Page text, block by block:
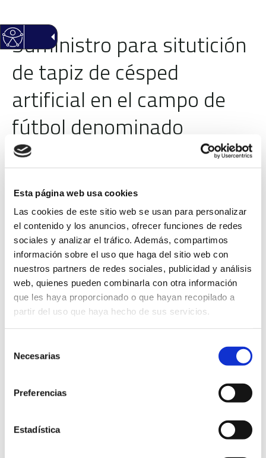
Esta página web usa cookies
Las cookies de este sitio web se usan para personalizar
el contenido y los anuncios, ofrecer funciones de redes
sociales y analizar el tráfico. Además, compartimos
información sobre el uso que haga del sitio web con
nuestros partners de redes sociales, publicidad y análisis
web, quienes pueden combinarla con otra información
que les haya proporcionado o que hayan recopilado a
partir del uso que haya hecho de sus servicios.
Necesarias
Preferencias
Estadística
Suministro para situtición
de tapiz de césped
artificial en el campo de
fútbol denominado
estadio de la ciudad
deportiva municipal
Objeto
Suministro para
situtición de tapiz de
césped artificial en el
campo de fútbol
denominado estadio de
la ciudad deportiva
municipal
Expediente
CSUM02/15
Fin plazo plicas
08/09/2015
169.164,55 euros, IVA
Publicación
licitación
BOP Nº 162 DE 24/8/15